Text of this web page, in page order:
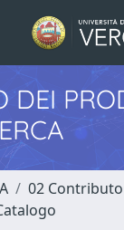
DEI
02